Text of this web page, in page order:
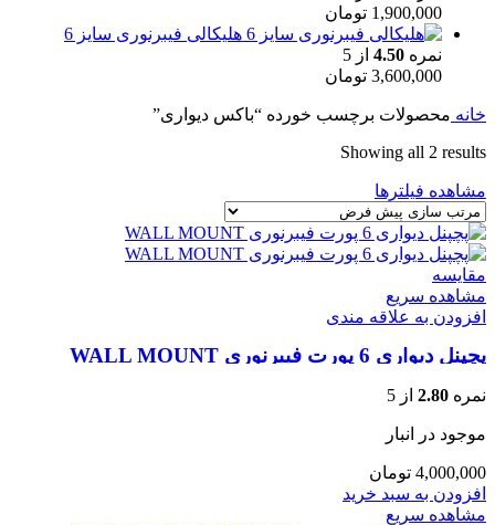
1,900,000 تومان
هلیکالی فیبرنوری سایز 6
نمره 4.50 از 5
3,600,000 تومان
خانه محصولات برچسب خورده “باکس دیواری”
Showing all 2 results
مشاهده فیلترها
مقایسه
مشاهده سریع
افزودن به علاقه مندی
پچپنل دیواری 6 پورت فیبرنوری WALL MOUNT
نمره 2.80 از 5
موجود در انبار
4,000,000 تومان
افزودن به سبد خرید
مشاهده سریع